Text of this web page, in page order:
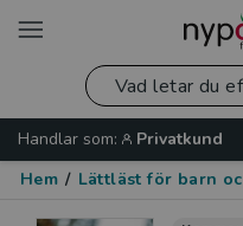
Handlar som:
Privatkund
Hem / Lättläst för barn